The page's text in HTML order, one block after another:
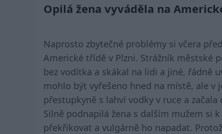
Opilá žena vyváděla na
Naprosto zbytečné problémy si včera
Americké třídě v Plzni. Strážník městské
bez vodítka a skákal na lidi a jiné, řádně
mohlo být vyřešeno hned na místě, ale v
přestupkyně s lahví vodky v ruce a
Silně podnapilá žena s dalším mužem si
překřikovat a vulgárně ho napadat.